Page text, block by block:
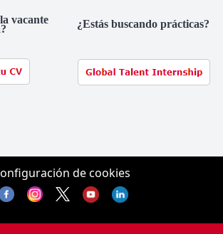
vacante ¿Estás buscando prácticas?
de cookies